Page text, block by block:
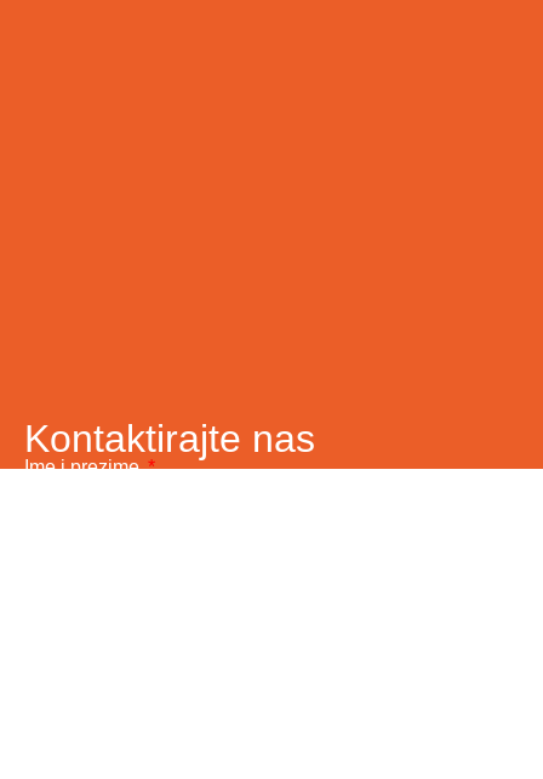
Kontaktirajte nas
Ime i prezime